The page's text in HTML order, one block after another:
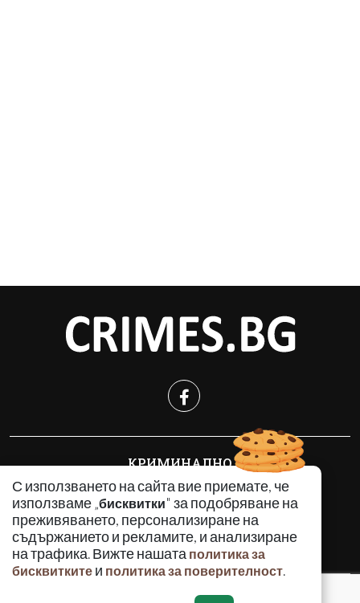
С използването на сайта вие приемате, че
използваме „бисквитки" за подобряване на
преживяването, персонализиране на
съдържанието и рекламите, и анализиране
на трафика. Вижте нашата политика за
бисквитките и политика за поверителност.
КРИМИНАЛНО
ИНЦИДЕНТИ
АНАЛИЗИ
ПО СВЕТА
ВОДЕЩИ ТЕМИ
Използването и публикуването на част или цялото